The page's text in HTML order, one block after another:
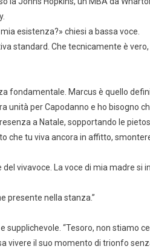
esistenza?» chiesi a bassa voce.
standard. Che tecnicamente è vero,
fondamentale. Marcus è quello
per Capodanno e ho bisogno
a Natale, sopportando le
che tu viva ancora in affitto,
vivavoce. La voce di mia madre si
presente nella stanza.”
“Tesoro, non stiamo
il suo momento di trionfo